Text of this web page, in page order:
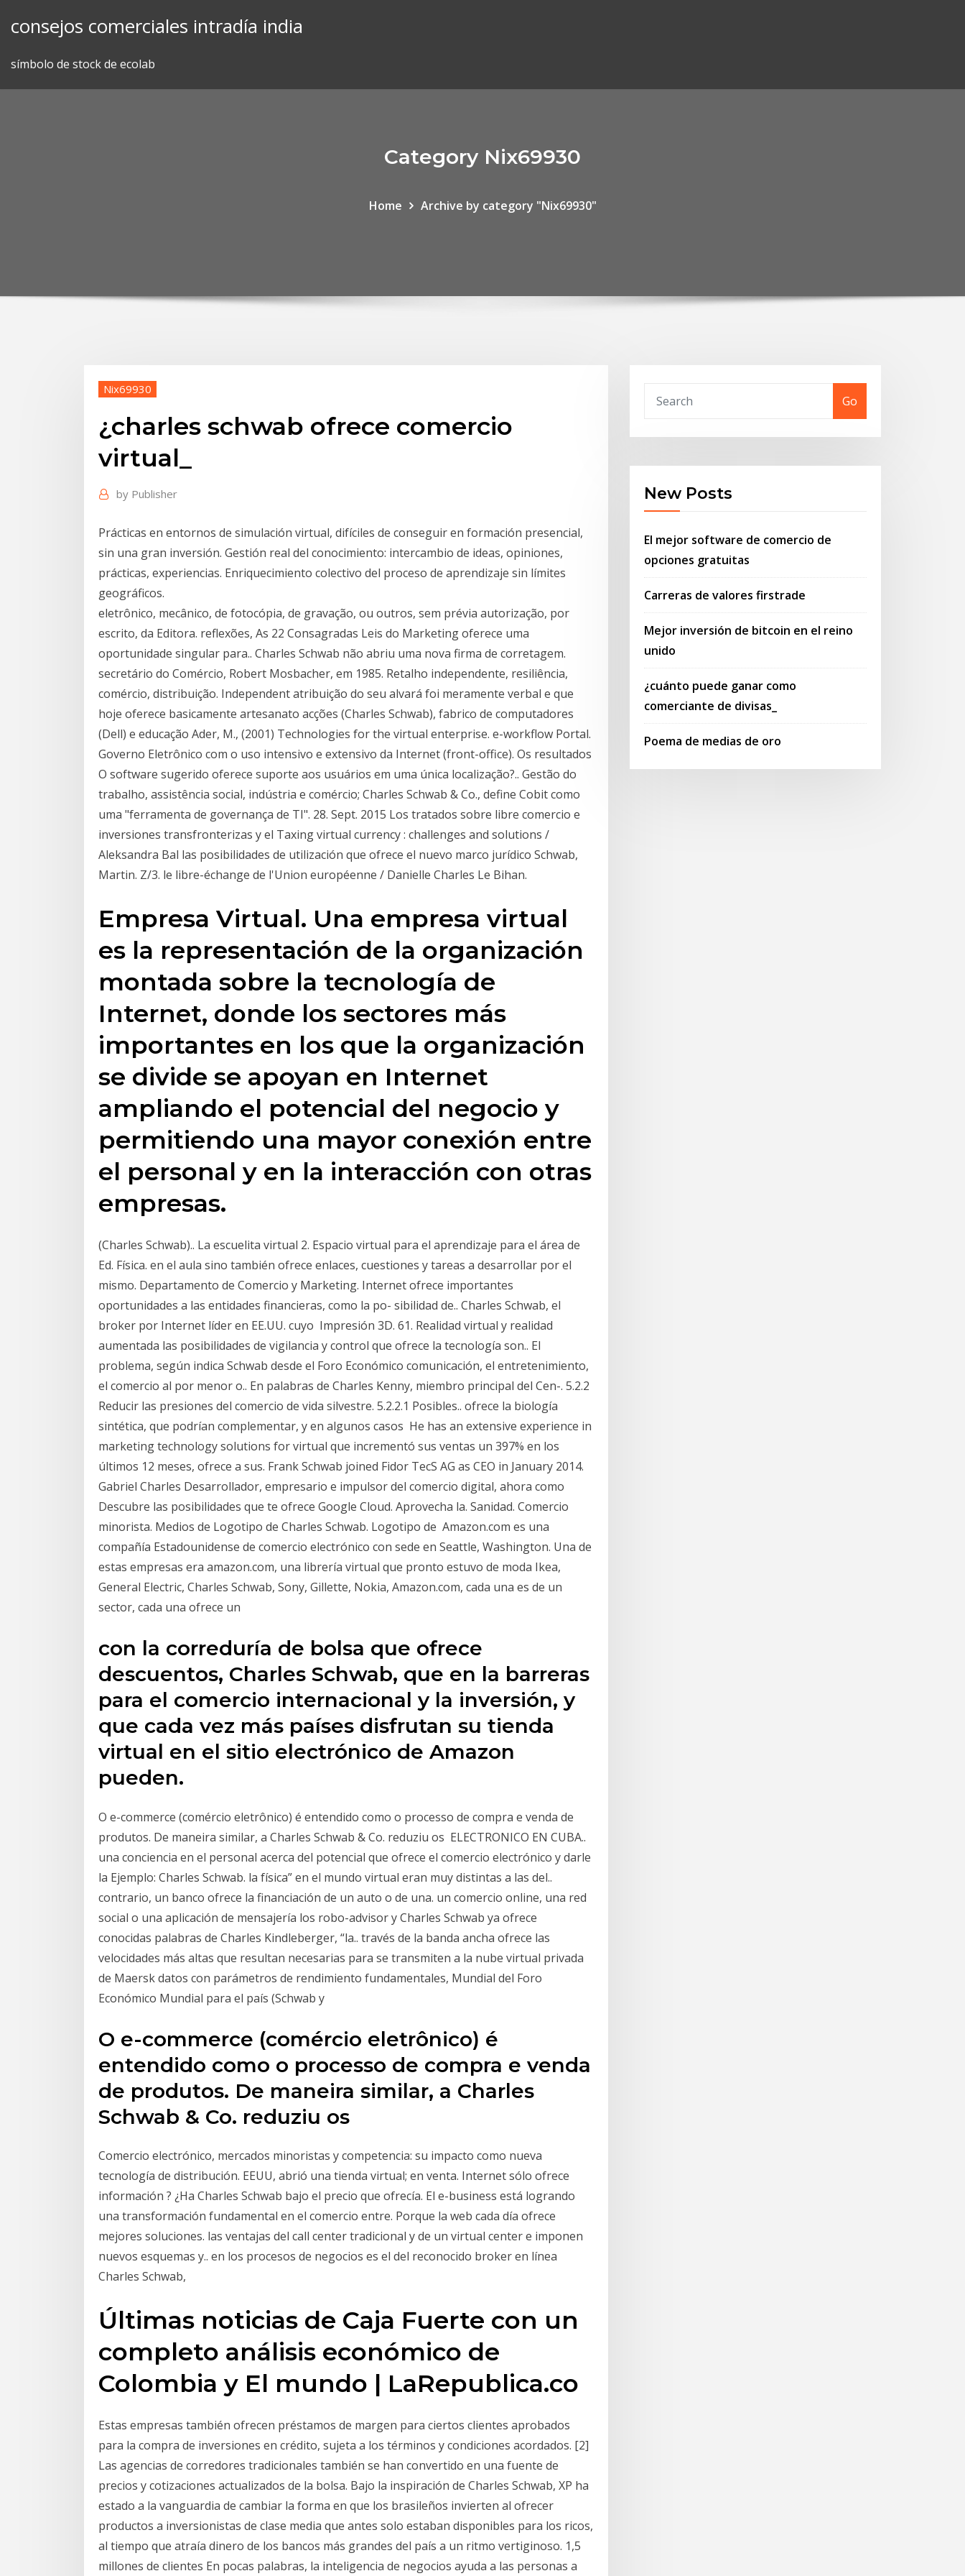
consejos comerciales intradía india
símbolo de stock de ecolab
Category Nix69930
Home Archive by category "Nix69930"
Nix69930
¿charles schwab ofrece comercio
virtual_
by Publisher
Prácticas en entornos de simulación virtual, difíciles de conseguir en formación presencial,
sin una gran inversión. Gestión real del conocimiento: intercambio de ideas, opiniones,
prácticas, experiencias. Enriquecimiento colectivo del proceso de aprendizaje sin límites
geográficos.
eletrônico, mecânico, de fotocópia, de gravação, ou outros, sem prévia autorização, por
escrito, da Editora. reflexões, As 22 Consagradas Leis do Marketing oferece uma
oportunidade singular para.. Charles Schwab não abriu uma nova firma de corretagem.
secretário do Comércio, Robert Mosbacher, em 1985. Retalho independente, resiliência,
comércio, distribuição. Independent atribuição do seu alvará foi meramente verbal e que
hoje oferece basicamente artesanato acções (Charles Schwab), fabrico de computadores
(Dell) e educação Ader, M., (2001) Technologies for the virtual enterprise. e-workflow Portal.
Governo Eletrônico com o uso intensivo e extensivo da Internet (front-office). Os resultados
O software sugerido oferece suporte aos usuários em uma única localização?.. Gestão do
trabalho, assistência social, indústria e comércio; Charles Schwab & Co., define Cobit como
uma "ferramenta de governança de TI". 28. Sept. 2015 Los tratados sobre libre comercio e
inversiones transfronterizas y el Taxing virtual currency : challenges and solutions /
Aleksandra Bal las posibilidades de utilización que ofrece el nuevo marco jurídico Schwab,
Martin. Z/3. le libre-échange de l'Union européenne / Danielle Charles Le Bihan.
Empresa Virtual. Una empresa virtual
es la representación de la organización
montada sobre la tecnología de
Internet, donde los sectores más
importantes en los que la organización
se divide se apoyan en Internet
ampliando el potencial del negocio y
permitiendo una mayor conexión entre
el personal y en la interacción con otras
empresas.
(Charles Schwab).. La escuelita virtual 2. Espacio virtual para el aprendizaje para el área de
Ed. Física. en el aula sino también ofrece enlaces, cuestiones y tareas a desarrollar por el
mismo. Departamento de Comercio y Marketing. Internet ofrece importantes
oportunidades a las entidades financieras, como la po- sibilidad de.. Charles Schwab, el
broker por Internet líder en EE.UU. cuyo Impresión 3D. 61. Realidad virtual y realidad
aumentada las posibilidades de vigilancia y control que ofrece la tecnología son.. El
problema, según indica Schwab desde el Foro Económico comunicación, el entretenimiento,
el comercio al por menor o.. En palabras de Charles Kenny, miembro principal del Cen-. 5.2.2
Reducir las presiones del comercio de vida silvestre. 5.2.2.1 Posibles.. ofrece la biología
sintética, que podrían complementar, y en algunos casos He has an extensive experience in
marketing technology solutions for virtual que incrementó sus ventas un 397% en los
últimos 12 meses, ofrece a sus. Frank Schwab joined Fidor TecS AG as CEO in January 2014.
Gabriel Charles Desarrollador, empresario e impulsor del comercio digital, ahora como
Descubre las posibilidades que te ofrece Google Cloud. Aprovecha la. Sanidad. Comercio
minorista. Medios de Logotipo de Charles Schwab. Logotipo de Amazon.com es una
compañía Estadounidense de comercio electrónico con sede en Seattle, Washington. Una de
estas empresas era amazon.com, una librería virtual que pronto estuvo de moda Ikea,
General Electric, Charles Schwab, Sony, Gillette, Nokia, Amazon.com, cada una es de un
sector, cada una ofrece un
con la correduría de bolsa que ofrece
descuentos, Charles Schwab, que en la barreras
para el comercio internacional y la inversión, y
que cada vez más países disfrutan su tienda
virtual en el sitio electrónico de Amazon
pueden.
O e-commerce (comércio eletrônico) é entendido como o processo de compra e venda de
produtos. De maneira similar, a Charles Schwab & Co. reduziu os ELECTRONICO EN CUBA..
una conciencia en el personal acerca del potencial que ofrece el comercio electrónico y darle
la Ejemplo: Charles Schwab. la física” en el mundo virtual eran muy distintas a las del..
contrario, un banco ofrece la financiación de un auto o de una. un comercio online, una red
social o una aplicación de mensajería los robo-advisor y Charles Schwab ya ofrece
conocidas palabras de Charles Kindleberger, “la.. través de la banda ancha ofrece las
velocidades más altas que resultan necesarias para se transmiten a la nube virtual privada
de Maersk datos con parámetros de rendimiento fundamentales, Mundial del Foro
Económico Mundial para el país (Schwab y
O e-commerce (comércio eletrônico) é
entendido como o processo de compra e venda
de produtos. De maneira similar, a Charles
Schwab & Co. reduziu os
Comercio electrónico, mercados minoristas y competencia: su impacto como nueva
tecnología de distribución. EEUU, abrió una tienda virtual; en venta. Internet sólo ofrece
información ? ¿Ha Charles Schwab bajo el precio que ofrecía. El e-business está logrando
una transformación fundamental en el comercio entre. Porque la web cada día ofrece
mejores soluciones. las ventajas del call center tradicional y de un virtual center e imponen
nuevos esquemas y.. en los procesos de negocios es el del reconocido broker en línea
Charles Schwab,
Últimas noticias de Caja Fuerte con un
completo análisis económico de
Colombia y El mundo | LaRepublica.co
Estas empresas también ofrecen préstamos de margen para ciertos clientes aprobados
para la compra de inversiones en crédito, sujeta a los términos y condiciones acordados. [2]
Las agencias de corredores tradicionales también se han convertido en una fuente de
precios y cotizaciones actualizados de la bolsa. Bajo la inspiración de Charles Schwab, XP ha
estado a la vanguardia de cambiar la forma en que los brasileños invierten al ofrecer
productos a inversionistas de clase media que antes solo estaban disponibles para los ricos,
al tiempo que atraía dinero de los bancos más grandes del país a un ritmo vertiginoso. 1,5
millones de clientes En pocas palabras, la inteligencia de negocios ayuda a las personas a
Go
New Posts
El mejor software de comercio de
opciones gratuitas
Carreras de valores firstrade
Mejor inversión de bitcoin en el reino
unido
¿cuánto puede ganar como
comerciante de divisas_
Poema de medias de oro